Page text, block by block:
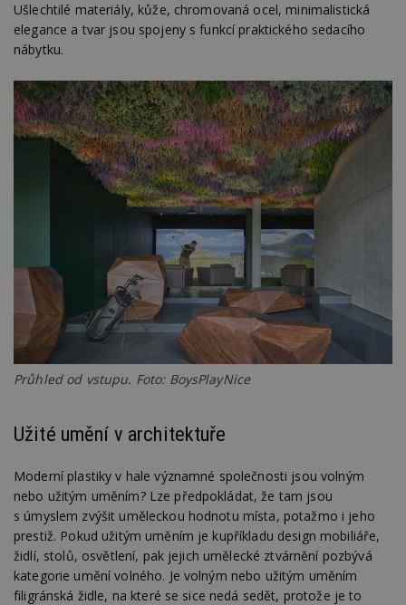
Ušlechtilé materiály, kůže, chromovaná ocel, minimalistická
elegance a tvar jsou spojeny s funkcí praktického sedacího
nábytku.
Průhled od vstupu. Foto: BoysPlayNice
Užité umění v architektuře
Moderní plastiky v hale významné společnosti jsou volným
nebo užitým uměním? Lze předpokládat, že tam jsou
s úmyslem zvýšit uměleckou hodnotu místa, potažmo i jeho
prestiž. Pokud užitým uměním je kupříkladu design mobiliáře,
židlí, stolů, osvětlení, pak jejich umělecké ztvárnění pozbývá
kategorie umění volného. Je volným nebo užitým uměním
filigránská židle, na které se sice nedá sedět, protože je to